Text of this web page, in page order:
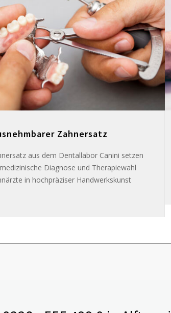
Zahnersatz
aus dem Dentallabor Canini setzen
Diagnose und Therapiewahl
in hochpräziser Handwerkskunst